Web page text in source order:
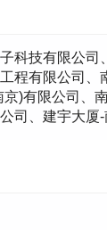
科技有限公
程有限公司
)有限公司
司、建宇大